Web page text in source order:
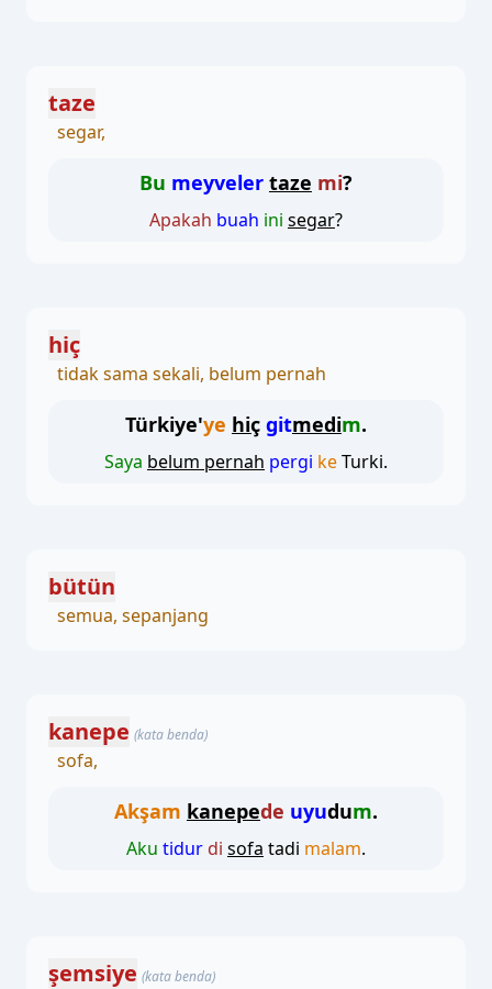
taze
segar,
Bu meyveler taze mi?
Apakah buah ini segar?
hiç
tidak sama sekali, belum pernah
Türkiye'ye hiç gitmedim.
Saya belum pernah pergi keTurki.
bütün
semua, sepanjang
kanepe (kata benda)
sofa,
Akşam kanepede uyudum.
Aku tidurdi sofa tadi malam.
şemsiye (kata benda)